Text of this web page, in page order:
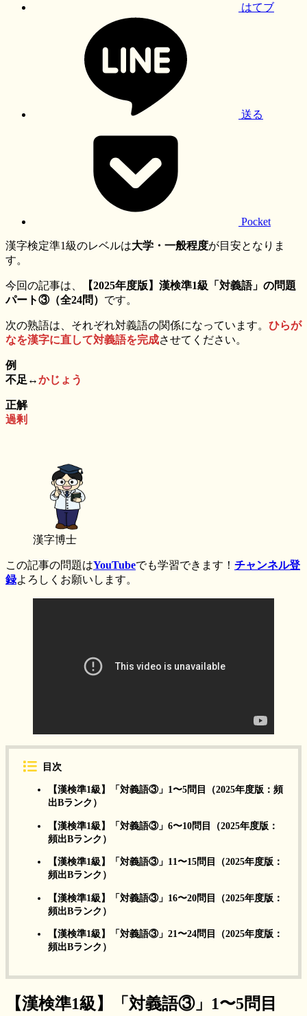
はてブ
送る
Pocket
漢字検定準1級のレベルは大学・一般程度が目安となりま
す。
今回の記事は、
【2025年度版】漢検準1級「対義語」の問題
パート③（全24問） です。
次の熟語は、それぞれ対義語の関係になっています。 ひらが
なを漢字に直して対義語を完成させてください。
例
不足↔︎かじょう
正解
過剰
漢字博士
この記事の問題はYouTubeでも学習できます！ チャンネル登
録よろしくお願いします。
目次
【漢検準1級】「対義語③」1〜5問目（2025年度版：頻
出Bランク）
【漢検準1級】「対義語③」6〜10問目（2025年度版：
頻出Bランク）
【漢検準1級】「対義語③」11〜15問目（2025年度版：
頻出Bランク）
【漢検準1級】「対義語③」16〜20問目（2025年度版：
頻出Bランク）
【漢検準1級】「対義語③」21〜24問目（2025年度版：
頻出Bランク）
【漢検準1級】「対義語③」1〜5問目